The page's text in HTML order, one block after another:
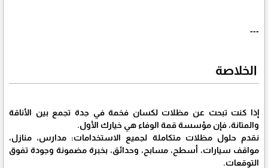
---
الخلاصة
إذا كنت تبحث عن مظلات لكسان فخمة في جدة تجمع بين الأناقة
والمتانة، فإن مؤسسة قمة الوفاء هي خيارك الأول.
نقدم حلول مظلات متكاملة لجميع الاستخدامات: مدارس، منازل،
مواقف سيارات، أسطح، مسابح، وحدائق، بخبرة مضمونة وجودة تفوق
التوقعات.